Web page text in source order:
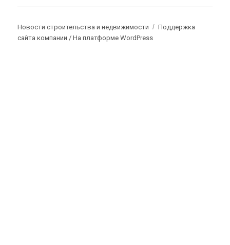
Новости строительства и недвижимости
Поддержка
сайта компании /На платформе WordPress